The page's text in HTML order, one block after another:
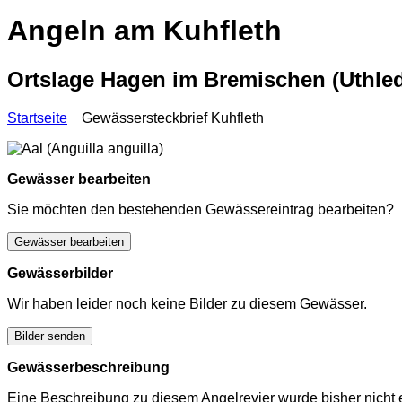
Angeln am Kuhfleth
Ortslage Hagen im Bremischen
Startseite Gewässersteckbrief Kuhfleth
Gewässer bearbeiten
Sie möchten den bestehenden Gewässereintrag bearbeiten?
Gewässer bearbeiten
Gewässerbilder
Wir haben leider noch keine Bilder zu diesem Gewässer.
Bilder senden
Gewässerbeschreibung
Eine Beschreibung zu diesem Angelrevier wurde bisher nicht